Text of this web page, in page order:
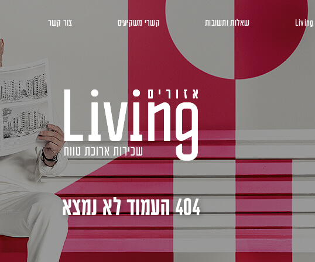
שאלות ותשובות קשרי משקיעים צור קשר
404 העמוד לא נמצא